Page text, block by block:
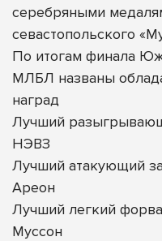
серебряными
севастопольского
По итогам финала
МЛБЛ названы
наград
Лучший
НЭВЗ
Лучший атакующий
Ареон
Лучший легкий
Муссон